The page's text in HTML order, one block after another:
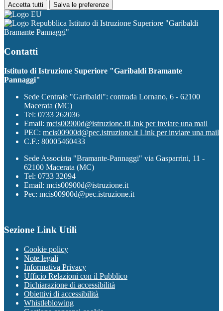
Accetta tutti Salva le preferenze
Istituto di Istruzione Superiore "Garibaldi
Bramante Pannaggi"
Contatti
Istituto di Istruzione Superiore "Garibaldi Bramante
Pannaggi"
Sede Centrale "Garibaldi": contrada Lornano, 6 - 62100
Macerata (MC)
Tel: 0733 262036
Email: mcis00900d@istruzione.itLink per inviare una mail
PEC: mcis00900d@pec.istruzione.it Link per inviare una mail
C.F.: 80005460433
Sede Associata "Bramante-Pannaggi" via Gasparrini, 11 -
62100 Macerata (MC)
Tel: 0733 32094
Email: mcis00900d@istruzione.it
Pec: mcis00900d@pec.istruzione.it
Sezione Link Utili
Cookie policy
Note legali
Informativa Privacy
Ufficio Relazioni con il Pubblico
Dichiarazione di accessibilità
Obiettivi di accessibilità
Whistleblowing